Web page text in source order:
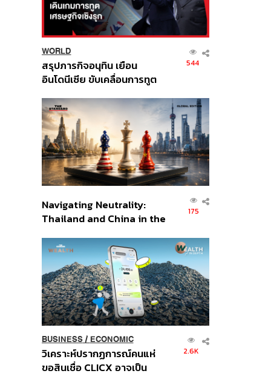
WORLD
สรุปภารกิจอนุทิน เยือน
อินโดนีเซีย ขับเคลื่อนการทูต
ส่วนยุทธศาสตร์ไทย –
อินโดนีเซีย
544
Navigating Neutrality:
Thailand and China in the
Order
175
BUSINESS/ ECONOMIC
วิเคราะห์ปรากฏการณ์คนแห่
ขอสินเชื่อ CLICX อาจเป็น
2.6K